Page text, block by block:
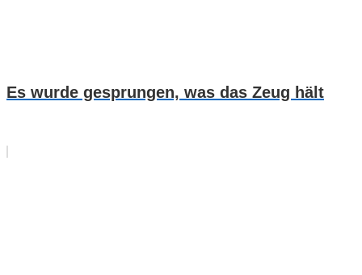
Es wurde gesprungen, was das Zeug hält